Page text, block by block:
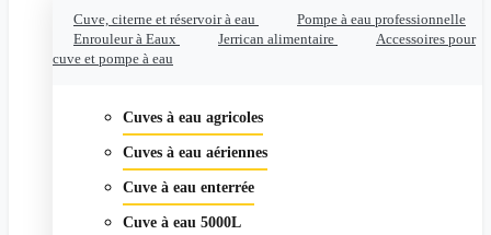
Cuve, citerne et réservoir à eau
Pompe à eau professionnelle
Enrouleur à Eaux
Jerrican alimentaire
Accessoires pour
cuve et pompe à eau
Cuves à eau agricoles
Cuves à eau aériennes
Cuve à eau enterrée
Cuve à eau 5000L